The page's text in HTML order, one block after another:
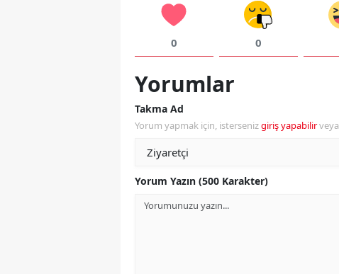
0 0
Yorumlar
Takma Ad
Yorum yapmak için, istersenizgiriş yapabilirveya
Yorum Yazın (500 Karakter)